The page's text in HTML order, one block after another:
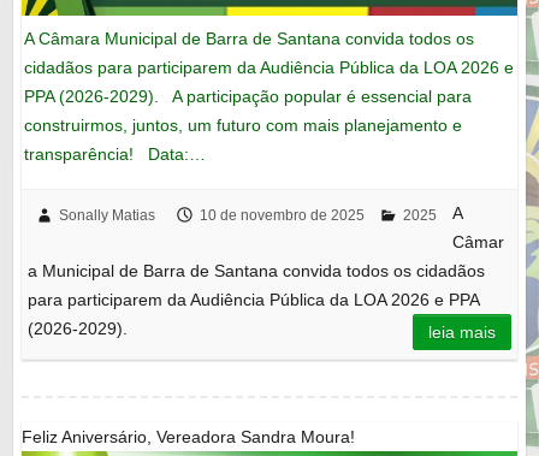
A Câmara Municipal de Barra de Santana convida todos os
cidadãos para participarem da Audiência Pública da LOA 2026 e
PPA (2026-2029). A participação popular é essencial para
construirmos, juntos, um futuro com mais planejamento e
transparência! Data:…
Sonally Matias 10 de novembro de 2025 2025
A
Câmar
a Municipal de Barra de Santana convida todos os cidadãos
para participarem da Audiência Pública da LOA 2026 e PPA
(2026-2029).
leia mais
Feliz Aniversário, Vereadora Sandra Moura!